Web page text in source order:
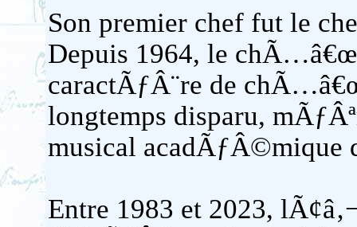
Son premier chef fut le
Depuis 1964, le
caractÃƒÂ¨re de
longtemps disparu,
musical acadÃƒÂ©mique
Entre 1983 et 2023,